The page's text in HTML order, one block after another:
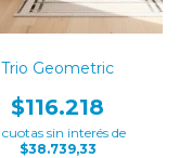
Trio Geometric
$116.218
cuotas sin interés de
$38.739,33